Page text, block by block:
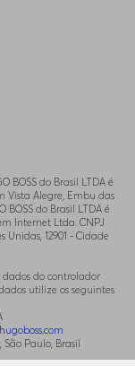
BOSS do Brasil LTDA é
Vista Alegre, Embu das
BOSS do Brasil LTDA é
Internet Ltda. CNPJ
Unidas, 12901 - Cidade
do controlador
utilize os seguintes
São Paulo, Brasil